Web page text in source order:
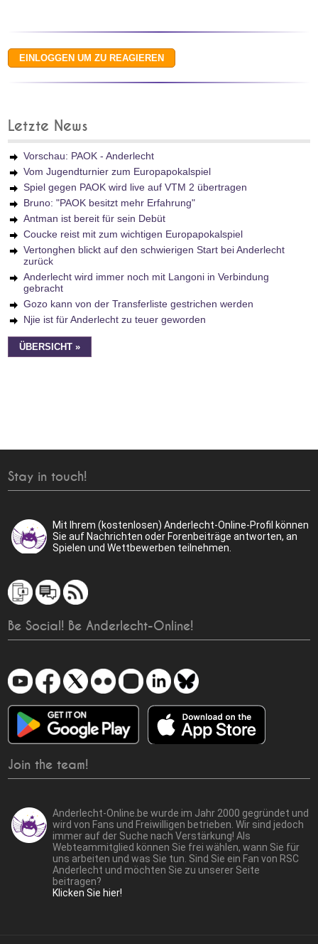
Letzte News
Vorschau: PAOK - Anderlecht
Vom Jugendturnier zum Europapokalspiel
Spiel gegen PAOK wird live auf VTM 2 übertragen
Bruno: "PAOK besitzt mehr Erfahrung"
Antman ist bereit für sein Debüt
Coucke reist mit zum wichtigen Europapokalspiel
Vertonghen blickt auf den schwierigen Start bei Anderlecht
zurück
Anderlecht wird immer noch mit Langoni in Verbindung
gebracht
Gozo kann von der Transferliste gestrichen werden
Njie ist für Anderlecht zu teuer geworden
ÜBERSICHT »
Stay in touch!
Mit Ihrem (kostenlosen) Anderlecht-Online-Profil können
Sie auf Nachrichten oder Forenbeiträge antworten, an
Spielen und Wettbewerben teilnehmen.
Be Social! Be Anderlecht-Online!
Join the team!
Anderlecht-Online.be wurde im Jahr 2000 gegründet und
wird von Fans und Freiwilligen betrieben. Wir sind jedoch
immer auf der Suche nach Verstärkung! Als
Webteammitglied können Sie frei wählen, wann Sie für
uns arbeiten und was Sie tun. Sind Sie ein Fan von RSC
Anderlecht und möchten Sie zu unserer Seite
beitragen?
Klicken Sie hier!